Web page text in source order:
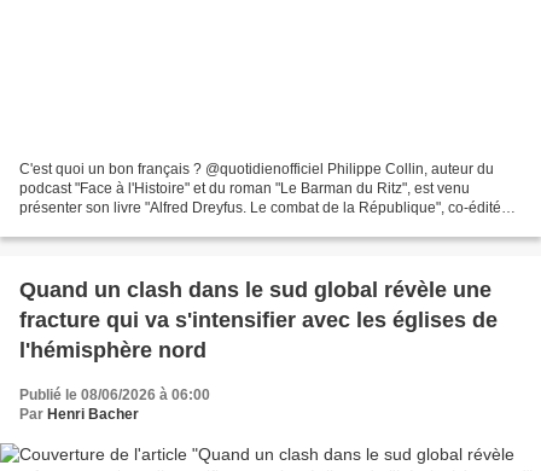
C'est quoi un bon français ? @quotidienofficiel Philippe Collin, auteur du
podcast "Face à l'Histoire" et du roman "Le Barman du Ritz", est venu
présenter son livre "Alfred Dreyfus. Le combat de la République", co-édité
Quand un clash dans le sud global révèle une
fracture qui va s'intensifier avec les églises de
l'hémisphère nord
Publié le 08/06/2026 à 06:00
Par Henri Bacher